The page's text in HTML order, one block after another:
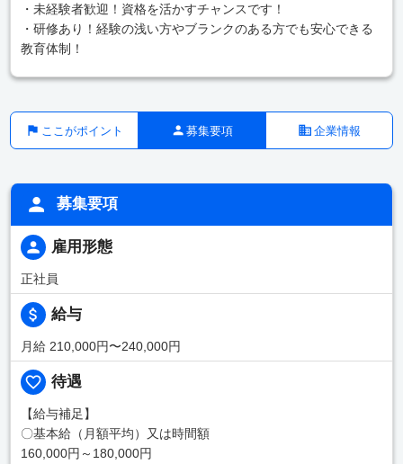
・未経験者歓迎！資格を活かすチャンスです！
・研修あり！経験の浅い方やブランクのある方でも安心できる
教育体制！
ここがポイント 募集要項 企業情報
募集要項
雇用形態
正社員
給与
月給 210,000円〜240,000円
待遇
【給与補足】
〇基本給（月額平均）又は時間額
160,000円～180,000円